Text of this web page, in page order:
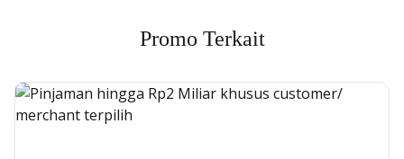
Promo Terkait